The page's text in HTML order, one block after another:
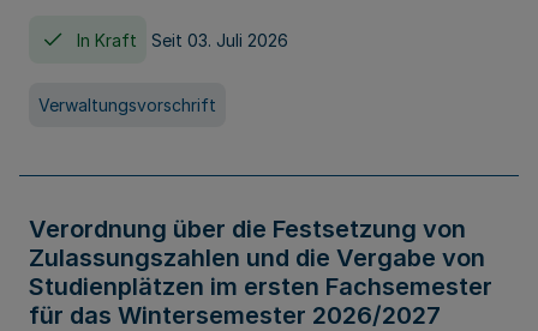
In Kraft Seit 03. Juli 2026
Verwaltungsvorschrift
Verordnung über die Festsetzung von
Zulassungszahlen und die Vergabe von
Studienplätzen im ersten Fachsemester
für das Wintersemester 2026/2027